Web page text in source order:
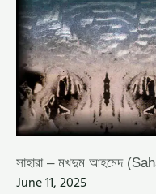
সাহারা – মখদুম আহমেদ
June 11, 2025